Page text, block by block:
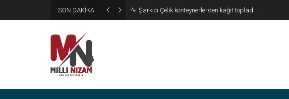
SON DAKİKA İran 2 ülkeyi birden vurdu